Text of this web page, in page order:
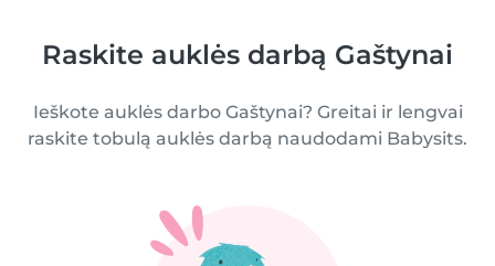
Raskite auklės darbą Gaštynai
Ieškote auklės darbo Gaštynai? Greitai ir lengvai
raskite tobulą auklės darbą naudodami Babysits.